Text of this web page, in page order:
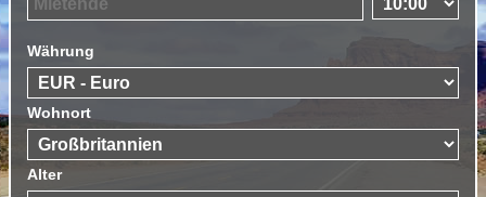
Währung
Wohnort
Alter